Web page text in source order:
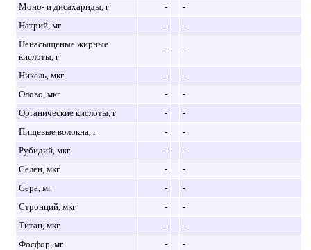
Моно- и дисахариды, г
-
-
Натрий, мг
-
-
Ненасыщеные жирные
кислоты, г
- -
Никель, мкг -
-
Олово, мкг
-
-
Органические кислоты, г
-
-
Пищевые волокна, г
-
-
Рубидий, мкг
-
-
Селен, мкг
-
-
Сера, мг
-
-
Стронций, мкг
-
-
Титан, мкг
-
-
Фосфор, мг
-
-